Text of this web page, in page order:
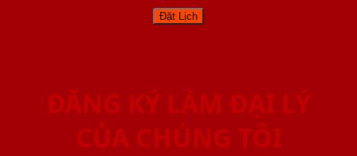
ĐĂNG KÝ LÀM ĐẠI LÝ
CỦA CHÚNG TÔI